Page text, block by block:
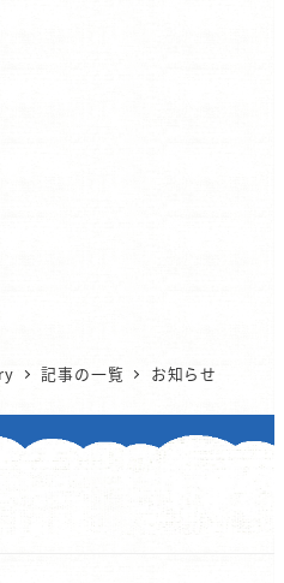
記事の一覧 お知らせ